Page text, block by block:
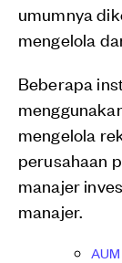
umumnya
mengelola
Beberapa
mengelola
perusahaan
manajer
manajer.